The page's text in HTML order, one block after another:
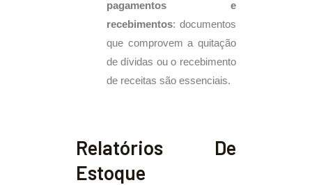
pagamentos e
recebimentos: documentos
que comprovem a quitação
de dívidas ou o recebimento
de receitas são essenciais.
Relatórios De
Estoque